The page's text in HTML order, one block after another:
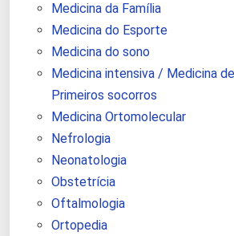
Medicina da Família
Medicina do Esporte
Medicina do sono
Medicina intensiva / Medicina
Primeiros socorros
Medicina Ortomolecular
Nefrologia
Neonatologia
Obstetrícia
Oftalmologia
Ortopedia